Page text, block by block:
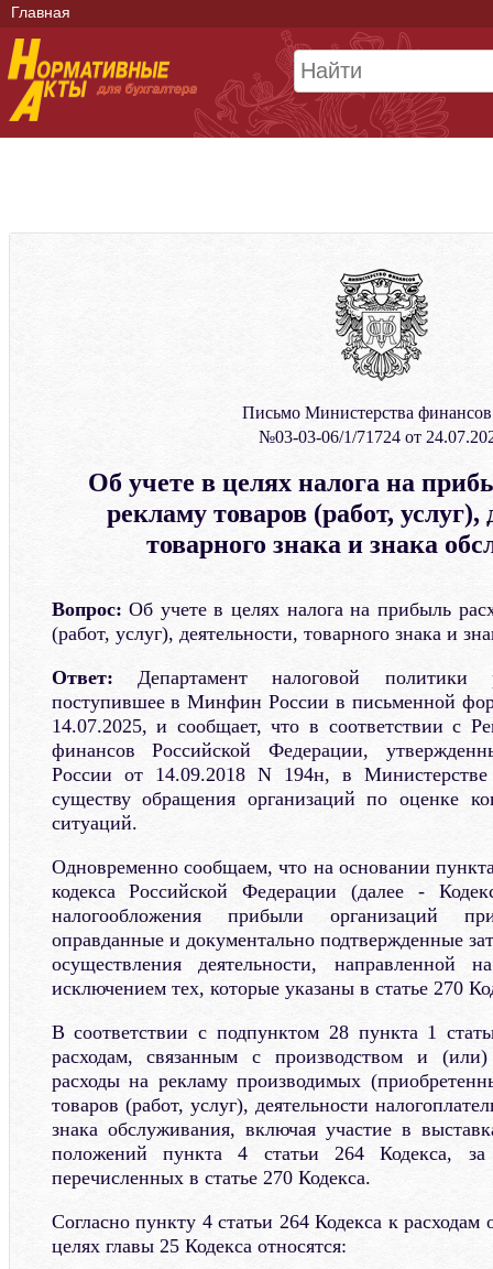
Главная
Письмо Министерства
№03-03-06/1/71724 от
Об учете в целях налога на
рекламу товаров (работ, услуг),
товарного знака и знака
Вопрос:Об учете в целях налога на прибыль
(работ, услуг), деятельности, товарного знака и
Ответ: Департамент налоговой политики
поступившее в Минфин России в письменной
14.07.2025, и сообщает, что в соответствии с
финансов Российской Федерации,
России от 14.09.2018 N 194н, в Министерстве
существу обращения организаций по оценке
ситуаций.
Одновременно сообщаем, что на основании
кодекса Российской Федерации (далее -
налогообложения прибыли организаций
оправданные и документально подтвержденные
осуществления деятельности, направленной
исключением тех, которые указаны в статье 270
В соответствии с подпунктом 28 пункта 1
расходам, связанным с производством и (или)
расходы на рекламу производимых
товаров (работ, услуг), деятельности
знака обслуживания, включая участие в
положений пункта 4 статьи 264 Кодекса, за
перечисленных в статье 270 Кодекса.
Согласно пункту 4 статьи 264 Кодекса к расходам
целях главы 25 Кодекса относятся: